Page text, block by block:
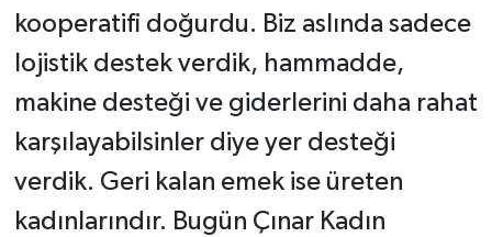
kooperatifi doğurdu. Biz aslında sadece
lojistik destek verdik, hammadde,
makine desteği ve giderlerini daha rahat
karşılayabilsinler diye yer desteği
verdik. Geri kalan emek ise üreten
kadınlarındır. Bugün Çınar Kadın